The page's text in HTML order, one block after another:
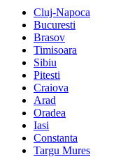
Cluj-Napoca
Bucuresti
Brasov
Timisoara
Sibiu
Pitesti
Craiova
Arad
Oradea
Iasi
Constanta
Targu Mures